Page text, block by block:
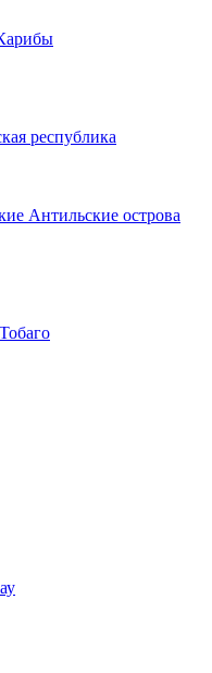
республика
Антильские острова